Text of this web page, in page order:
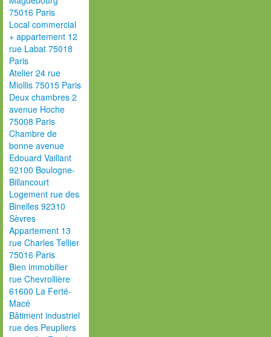
75016 Paris
Local commercial
+ appartement 12
rue Labat 75018
Paris
Atelier 24 rue
Miollis 75015 Paris
Deux chambres 2
avenue Hoche
75008 Paris
Chambre de
bonne avenue
Edouard Vaillant
92100 Boulogne-
Billancourt
Logement rue des
Binelles 92310
Sèvres
Appartement 13
rue Charles Tellier
75016 Paris
Bien immobilier
rue Chevrollière
61600 La Ferté-
Macé
Bâtiment industriel
rue des Peupliers